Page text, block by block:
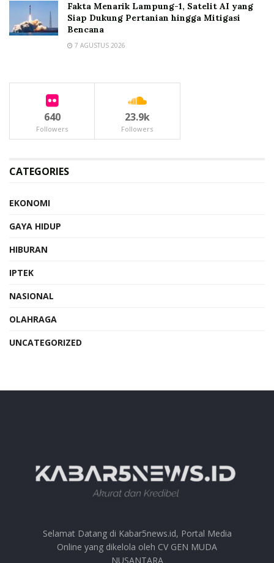
Fakta Menarik Lampung-1, Satelit AI yang
Siap Dukung Pertanian hingga Mitigasi
Bencana
7 AGUSTUS 2026
640
Followers
23.9k
Followers
CATEGORIES
EKONOMI
GAYA HIDUP
HIBURAN
IPTEK
NASIONAL
OLAHRAGA
UNCATEGORIZED
Selamat Datang di Kabar5news.id, Portal Media
Online yang dikelola oleh CV GEN MUDA
NUSANTARA